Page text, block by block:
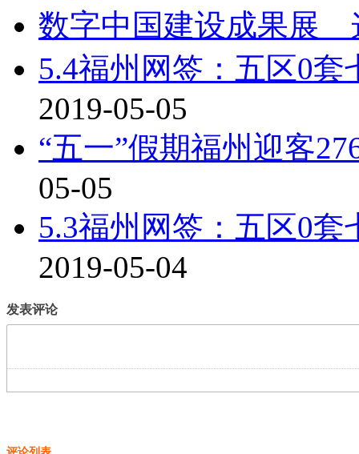
数字中国建设成果展
5.4福州网签：五区0
2019-05-05
“五一”假期福州迎客
05-05
5.3福州网签：五区0
2019-05-04
发表评论
评论列表